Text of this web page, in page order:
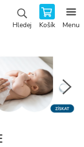
Hledej Košík Menu